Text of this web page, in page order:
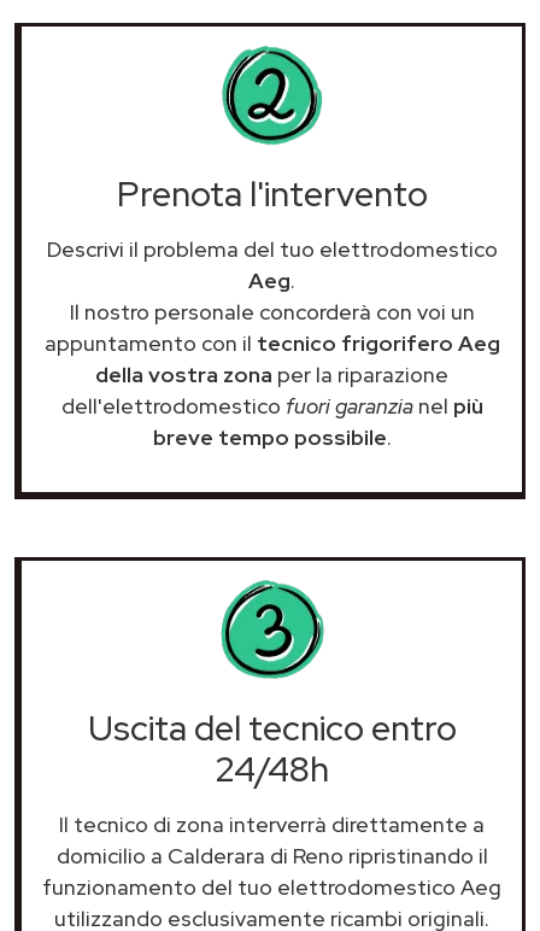
Prenota l'intervento
Descrivi il problema del tuo elettrodomestico
Aeg.
Il nostro personale concorderà con voi un
appuntamento con il tecnico frigorifero Aeg
della vostra zona per la riparazione
dell'elettrodomestico fuori garanzianel più
breve tempo possibile.
Uscita del tecnico entro
24/48h
Il tecnico di zona interverrà direttamente a
domicilio a Calderara di Reno ripristinando il
funzionamento del tuo elettrodomestico Aeg
utilizzando esclusivamente ricambi originali.